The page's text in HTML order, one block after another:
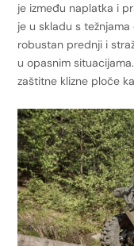
je između naplatka i
je u skladu s
robustan prednji i
u opasnim
zaštitne klizne ploče